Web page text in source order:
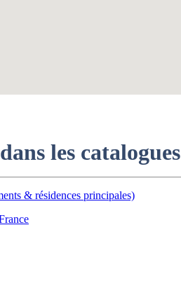
les catalogues
& résidences principales)